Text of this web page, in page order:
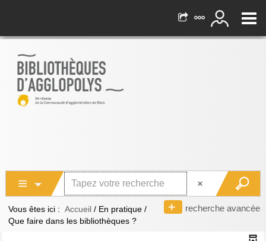
recherche avancée
Vous êtes ici : Accueil / En pratique /
Que faire dans les bibliothèques ?